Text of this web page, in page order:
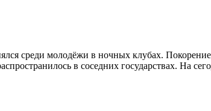
среди молодёжи в ночных клубах.
в соседних государствах. На